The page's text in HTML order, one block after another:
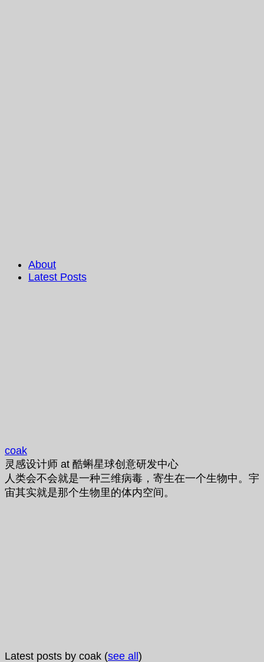
About
Latest Posts
coak
灵感设计师 at 酷蝌星球创意研发中心
人类会不会就是一种三维病毒，寄生在一个生物中。宇
宙其实就是那个生物里的体内空间。
Latest posts by coak (see all )